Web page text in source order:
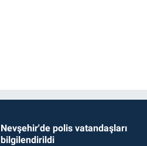
Nevşehir'de polis vatandaşları
bilgilendirildi